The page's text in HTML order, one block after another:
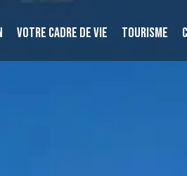
VOTRE CADRE DE VIE TOURISME